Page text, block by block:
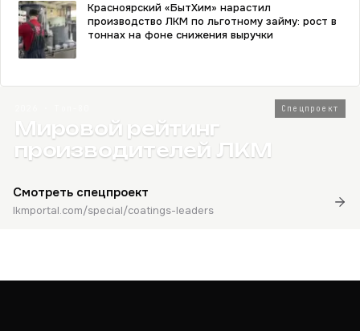
Красноярский «БытХим» нарастил
производство ЛКМ по льготному займу: рост в
тоннах на фоне снижения выручки
Спецпроект
Мировой рейтинг
производителей ЛКМ
Смотреть спецпроект
lkmportal.com/special/coatings-leaders